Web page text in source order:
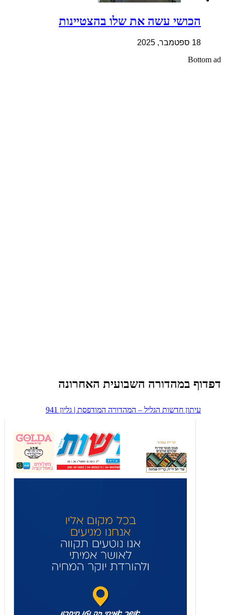
הכושי עשה את שלו בהצטיינות
18 ספטמבר, 2025
Bottom ad
דפדוף במהדורה השבועית האחרונה
עיתון חדשות הגליל – המהדורה המודפסת | גליון 941